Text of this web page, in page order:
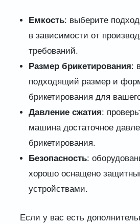
Емкость: выберите
в зависимости от
требований.
Размер брикетирования:
подходящий размер и
брикетирования для
Давление сжатия:
машина достаточное
брикетирования.
Безопасность:
хорошо оснащено
устройствами.
Если у вас есть